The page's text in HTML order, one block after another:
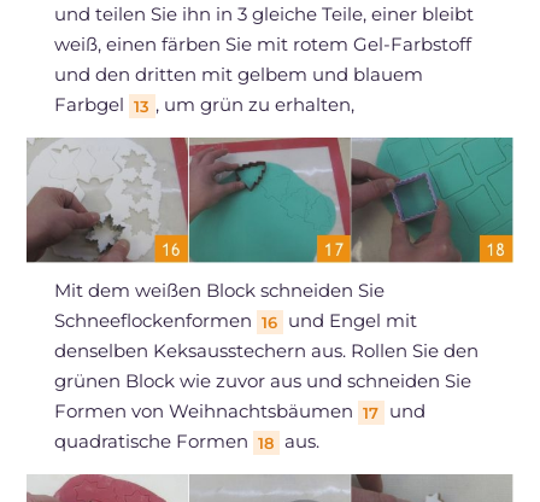
und teilen Sie ihn in 3 gleiche Teile, einer bleibt
weiß, einen färben Sie mit rotem Gel-Farbstoff
und den dritten mit gelbem und blauem
Farbgel 13 , um grün zu erhalten,
Mit dem weißen Block schneiden Sie
Schneeflockenformen 16
und Engel mit
denselben Keksausstechern aus. Rollen Sie den
grünen Block wie zuvor aus und schneiden Sie
Formen von Weihnachtsbäumen 17
und
quadratische Formen 18 aus.